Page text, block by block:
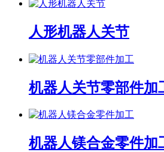
人形机器人关节
机器人关节零部件加
机器人镁合金零件加